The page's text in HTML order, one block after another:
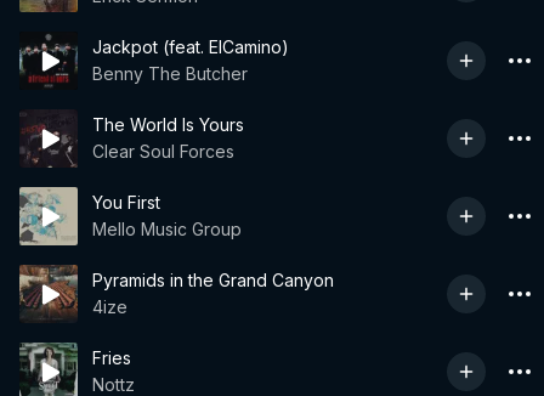
Jackpot (feat. ElCamino)
Benny The Butcher
The World Is Yours
Clear Soul Forces
You First
Mello Music Group
Pyramids in the Grand Canyon
4ize
Fries
Nottz